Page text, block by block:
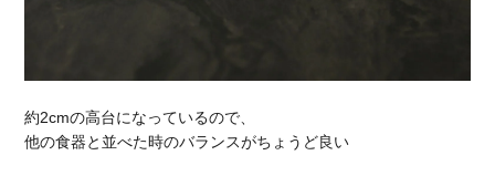
約2cmの高台になっているので、
他の食器と並べた時のバランスがちょうど良い